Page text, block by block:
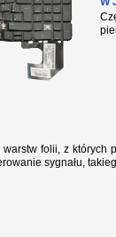
warstw folii, z
sygnału,